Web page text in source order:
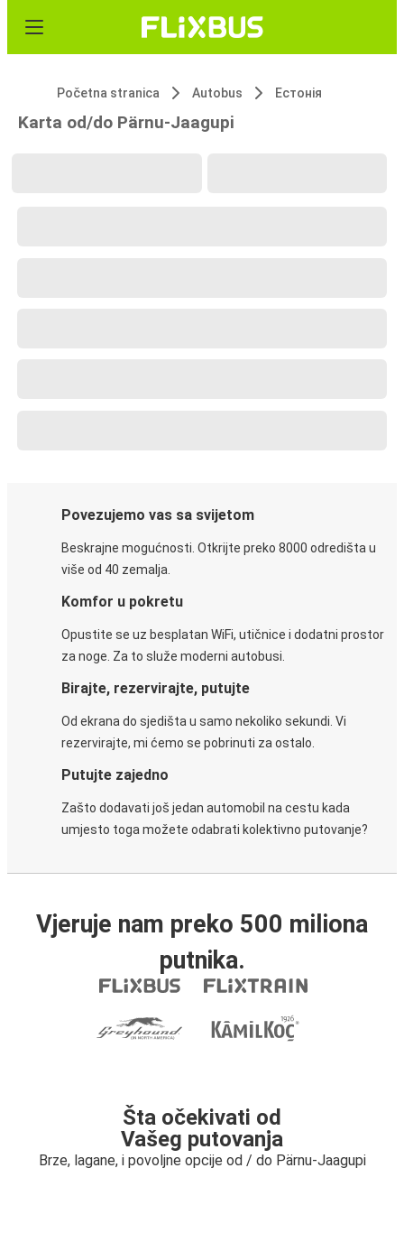
Početna stranica Autobus Естонія
Karta od/do Pärnu-Jaagupi
Povezujemo vas sa svijetom
Beskrajne mogućnosti. Otkrijte preko 8000 odredišta u
više od 40 zemalja.
Komfor u pokretu
Opustite se uz besplatan WiFi, utičnice i dodatni prostor
za noge. Za to služe moderni autobusi.
Birajte, rezervirajte, putujte
Od ekrana do sjedišta u samo nekoliko sekundi. Vi
rezervirajte, mi ćemo se pobrinuti za ostalo.
Putujte zajedno
Zašto dodavati još jedan automobil na cestu kada
umjesto toga možete odabrati kolektivno putovanje?
Vjeruje nam preko 500 miliona
putnika.
Šta očekivati od
Vašeg putovanja
Brze, lagane, i povoljne opcije od / do Pärnu-Jaagupi